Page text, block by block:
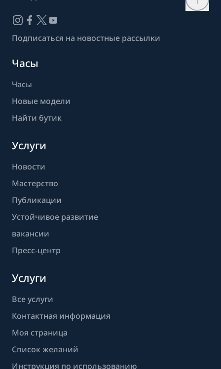
Подписаться на новостные рассылки
Часы
Часы
Новые модели
Найти бутик
Услуги
Новости
Мастерство
Публикации
Устойчивое развитие
вакансии
Пресс-центр
Услуги
Все услуги
Контактная информация
Моя страница
Список желаний
Инструкция по использованию